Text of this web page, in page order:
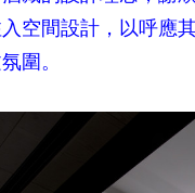
空間設計，以呼應
圍。